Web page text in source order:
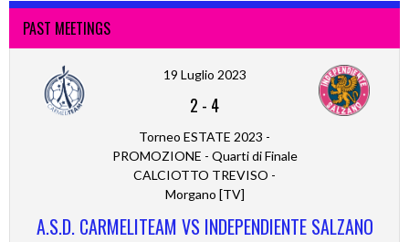
PAST MEETINGS
19 Luglio 2023
2 - 4
Torneo ESTATE 2023 -
PROMOZIONE - Quarti di Finale
CALCIOTTO TREVISO -
Morgano [TV]
A.S.D. CARMELITEAM VS INDEPENDIENTE SALZANO